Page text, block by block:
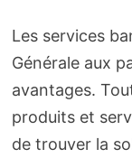
Les services
Générale aux
avantages.
produits et
de trouver la